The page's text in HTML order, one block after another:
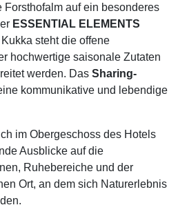
auf ein besonderes
ESSENTIAL ELEMENTS
steht die offene
hochwertige saisonale Zutaten
werden. Das Sharing-
kommunikative und lebendige
im Obergeschoss des Hotels
Ausblicke auf die
Ruhebereiche und der
Ort, an dem sich Naturerlebnis